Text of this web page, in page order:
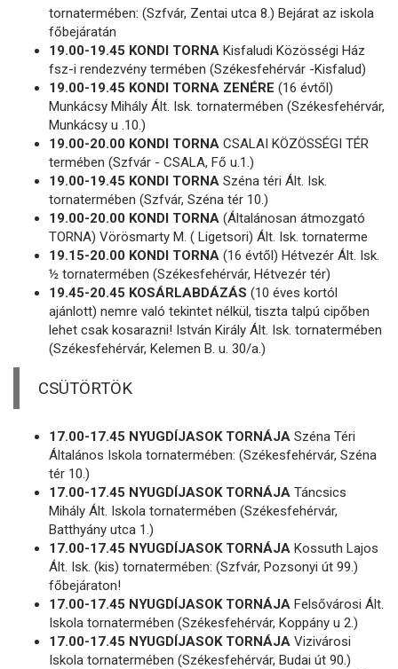
tornatermében: (Szfvár, Zentai utca 8.) Bejárat az iskola
főbejáratán
19.00-19.45 KONDI TORNA Kisfaludi Közösségi Ház
fsz-i rendezvény termében (Székesfehérvár -Kisfalud)
19.00-19.45 KONDI TORNA ZENÉRE (16 évtől)
Munkácsy Mihály Ált. Isk. tornatermében (Székesfehérvár,
Munkácsy u .10.)
19.00-20.00 KONDI TORNA CSALAI KÖZÖSSÉGI TÉR
termében (Szfvár - CSALA, Fő u.1.)
19.00-19.45 KONDI TORNA Széna téri Ált. Isk.
tornatermében (Szfvár, Széna tér 10.)
19.00-20.00 KONDI TORNA (Általánosan átmozgató
TORNA) Vörösmarty M. ( Ligetsori) Ált. Isk. tornaterme
19.15-20.00 KONDI TORNA (16 évtől) Hétvezér Ált. Isk.
½ tornatermében (Székesfehérvár, Hétvezér tér)
19.45-20.45 KOSÁRLABDÁZÁS (10 éves kortól
ajánlott) nemre való tekintet nélkül, tiszta talpú cipőben
lehet csak kosarazni! István Király Ált. Isk. tornatermében
(Székesfehérvár, Kelemen B. u. 30/a.)
CSÜTÖRTÖK
17.00-17.45 NYUGDÍJASOK TORNÁJA Széna Téri
Általános Iskola tornatermében: (Székesfehérvár, Széna
tér 10.)
17.00-17.45 NYUGDÍJASOK TORNÁJA Táncsics
Mihály Ált. Iskola tornatermében (Székesfehérvár,
Batthyány utca 1.)
17.00-17.45 NYUGDÍJASOK TORNÁJA Kossuth Lajos
Ált. Isk. (kis) tornatermében: (Szfvár, Pozsonyi út 99.)
főbejáraton!
17.00-17.45 NYUGDÍJASOK TORNÁJA Felsővárosi Ált.
Iskola tornatermében (Székesfehérvár, Koppány u 2.)
17.00-17.45 NYUGDÍJASOK TORNÁJA Vizivárosi
Iskola tornatermében (Székesfehérvár, Budai út 90.)